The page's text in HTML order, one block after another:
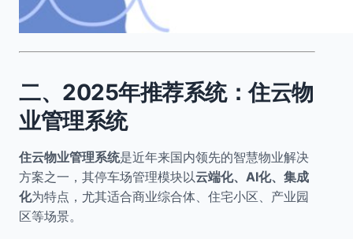
二、2025年推荐系统：住云物
业管理系统
住云物业管理系统是近年来国内领先的智慧物业解决
方案之一，其停车场管理模块以云端化、AI化、集成
化为特点，尤其适合商业综合体、住宅小区、产业园
区等场景。